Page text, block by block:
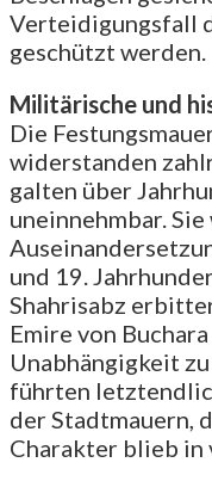
Verteidigungsfall
geschützt werden.
Militärische und
Die
widerstanden
galten über
uneinnehmbar.
und 19.
Shahrisabz
Emire von
Unabhängigkeit
führten
der Stadtmauern,
Charakter blieb in